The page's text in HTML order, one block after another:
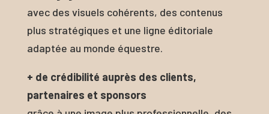
avec des visuels cohérents, des contenus
plus stratégiques et une ligne éditoriale
adaptée au monde équestre.
+ de crédibilité auprès des clients,
partenaires et sponsors